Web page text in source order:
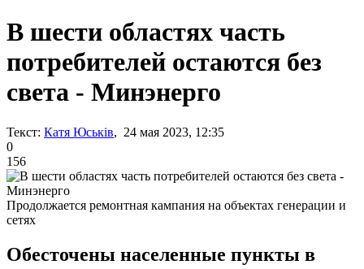
В шести областях часть
потребителей остаются без
света - Минэнерго
Текст: Катя Юськів, 24 мая 2023, 12:35
0
156
Продолжается ремонтная кампания на объектах генерации и
сетях
Обесточены населенные пункты в